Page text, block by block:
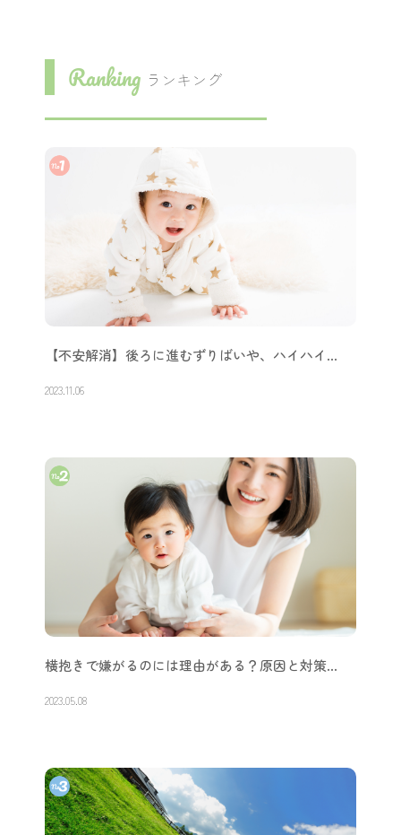
Ranking ランキング
【不安解消】後ろに進むずりばいや、ハイハイ…
2023.11.06
横抱きで嫌がるのには理由がある？原因と対策…
2023.05.08